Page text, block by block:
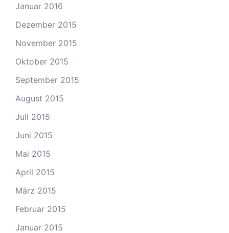
Januar 2016
Dezember 2015
November 2015
Oktober 2015
September 2015
August 2015
Juli 2015
Juni 2015
Mai 2015
April 2015
März 2015
Februar 2015
Januar 2015